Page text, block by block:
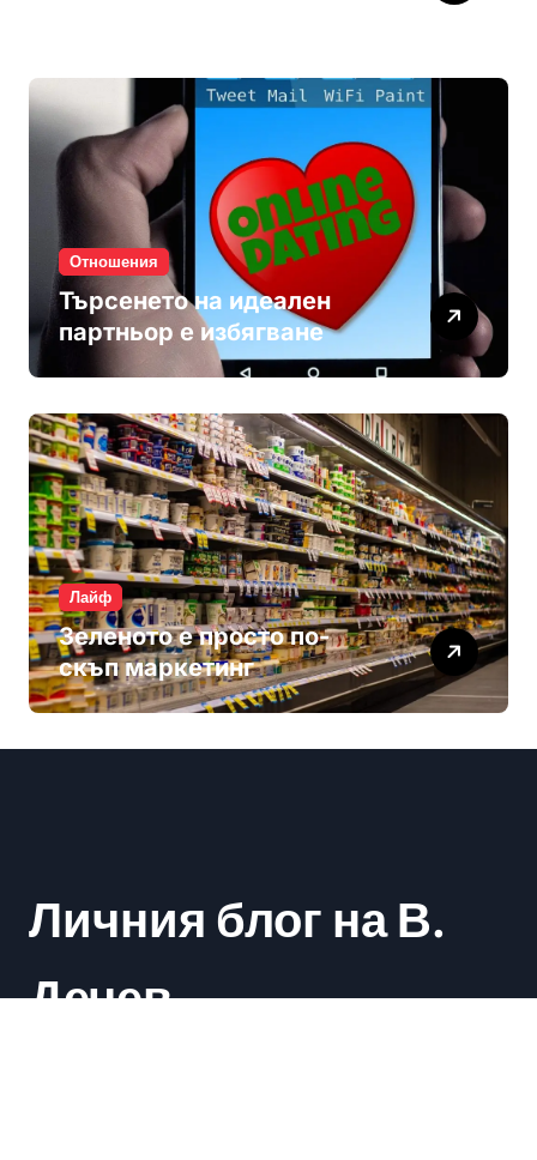
Отношения
Търсенето на идеален
партньор е избягване
Лайф
Зеленото е просто по-
скъп маркетинг
Личния блог на В.
Дечев